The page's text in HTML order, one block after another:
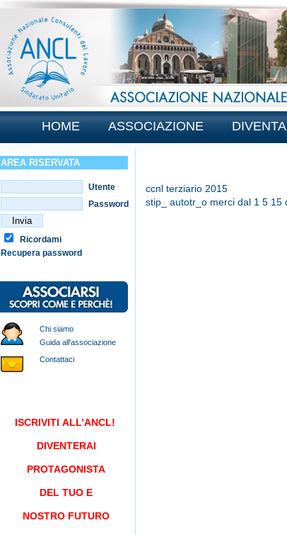
HOME ASSOCIAZIONE
AREA RISERVATA
Utente
Password
Ricordami
Recupera password
Chi siamo
Guida all'associazione
Contattaci
ISCRIVITI ALL’ANCL!
DIVENTERAI
PROTAGONISTA
DEL TUO E
NOSTRO FUTURO
ccnl terziario 2015
stip_ autotr_o merci dal 1 5 15